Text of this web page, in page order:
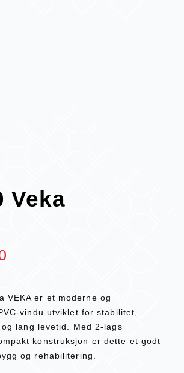
Veka
VEKA er et moderne og
vindu utviklet for stabilitet,
lang levetid. Med 2-lags
konstruksjon er dette et godt
og rehabilitering.